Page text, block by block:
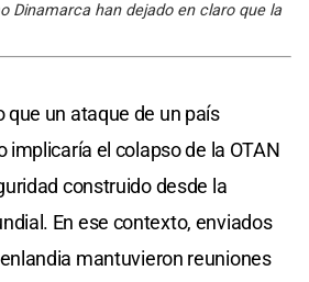
Dinamarca han dejado en claro que la
que un ataque de un país
el colapso de la OTAN
construido desde la
En ese contexto, enviados
mantuvieron reuniones